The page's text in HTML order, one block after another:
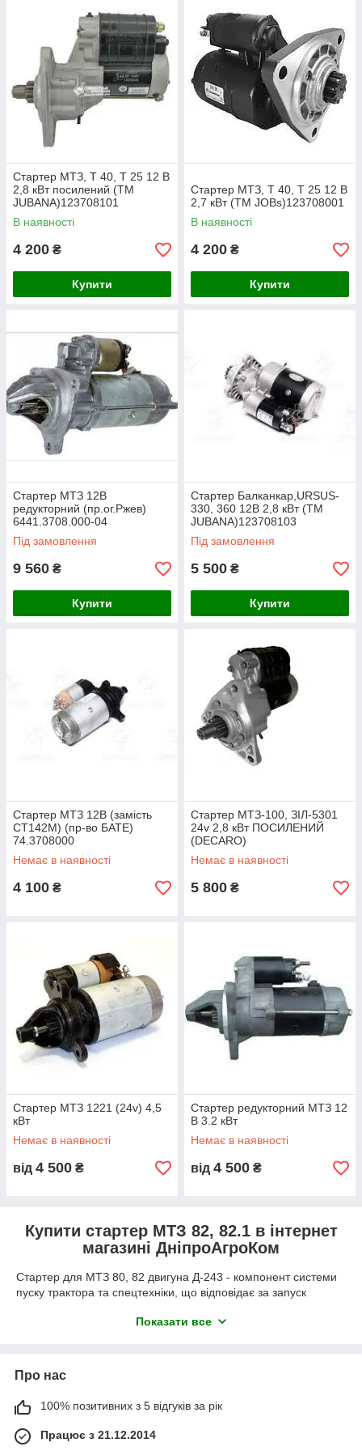
Стартер МТЗ, Т 40, Т 25 12 В
2,8 кВт посилений (ТМ
JUBANA)123708101
В наявності
4 200 ₴
Купити
Стартер МТЗ, Т 40, Т 25 12 В
2,7 кВт (ТМ JOBs)123708001
В наявності
4 200 ₴
Купити
Стартер МТЗ 12В
редукторний (пр.ог.Ржев)
6441.3708.000-04
Під замовлення
9 560 ₴
Купити
Стартер Балканкар,URSUS-
330, 360 12В 2,8 кВт (ТМ
JUBANA)123708103
Під замовлення
5 500 ₴
Купити
Стартер МТЗ 12В (замість
СТ142М) (пр-во БАТЕ)
74.3708000
Немає в наявності
4 100 ₴
Стартер МТЗ-100, ЗІЛ-5301
24v 2,8 кВт ПОСИЛЕНИЙ
(DECARO)
Немає в наявності
5 800 ₴
Стартер МТЗ 1221 (24v) 4,5
кВт
Немає в наявності
від 4 500 ₴
Стартер редукторний МТЗ 12
В 3.2 кВт
Немає в наявності
від 4 500 ₴
Купити стартер МТЗ 82, 82.1 в інтернет
магазині ДніпроАгроКом
Стартер для МТЗ 80, 82 двигуна Д-243 - компонент системи
пуску трактора та спецтехніки, що відповідає за запуск
надходить від акумулятора, на механічну, необхідну для
струму для створення обертального руху, необхідного для
положення "запуск", сигнал надходить на пристрій, який
маховик передається механічна енергія, що дозволяє
Показати все
Про нас
100% позитивних з 5 відгуків за рік
Працює з 21.12.2014